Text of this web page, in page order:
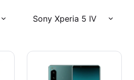
Sony Xperia 5 IV